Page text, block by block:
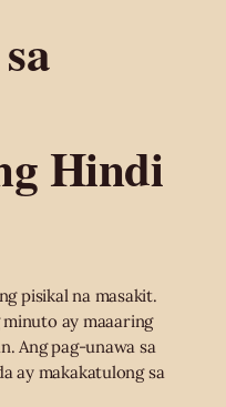
Hindi
pisikal na masakit.
minuto ay maaaring
Ang pag-unawa sa
ay makakatulong sa